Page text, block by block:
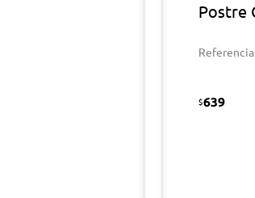
Postre
$639